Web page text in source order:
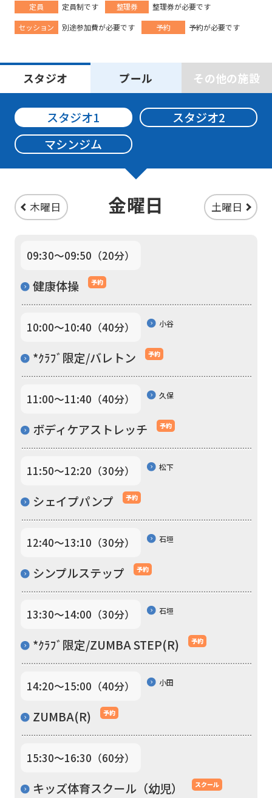
定員
定員制です 整理券
整理券が必要です
セッション
別途参加費が必要です 予約 予約が必要です
スタジオ プール その他の施設
スタジオ1
スタジオ2
マシンジム
木曜日 金曜日 土曜日
09:30〜09:50（20分）
健康体操 予約
10:00〜10:40（40分） 小谷
*ｸﾗﾌﾞ限定/バレトン 予約
11:00〜11:40（40分） 久保
ボディケアストレッチ 予約
11:50〜12:20（30分） 松下
シェイプパンプ 予約
12:40〜13:10（30分） 石垣
シンプルステップ 予約
13:30〜14:00（30分） 石垣
*ｸﾗﾌﾞ限定/ZUMBA STEP(R) 予約
14:20〜15:00（40分） 小田
ZUMBA(R) 予約
15:30〜16:30（60分）
キッズ体育スクール（幼児） スクール
foreigners
Central
official
is
automatically
translated
English.
Click
the
link
(start
translation)
to
return
top